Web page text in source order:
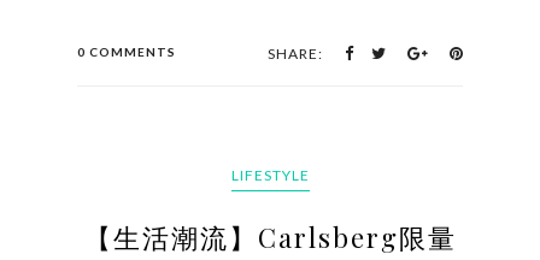
0 COMMENTS SHARE:
LIFESTYLE
【生活潮流】Carlsberg限量